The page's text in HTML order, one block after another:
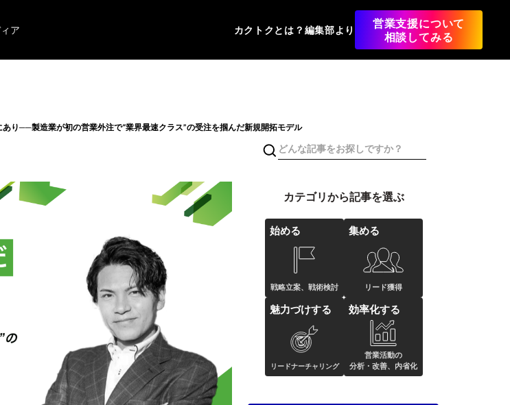
ア カクトクとは？ 編集部より
営業支援について
相談してみる
あり──製造業が初の営業外注で“業界最速クラス”の受注を掴んだ新規開拓モデル
カテゴリから記事を選ぶ
始める
戦略立案、戦術検討
集める
リード獲得
魅力づけする
リードナーチャリング
効率化する
営業活動の
分析・改善、内省化